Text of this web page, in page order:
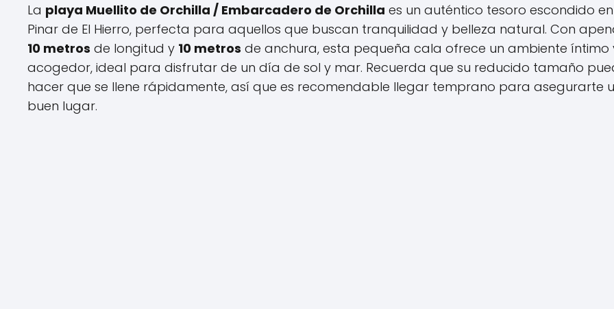
La playa Muellito de Orchilla / Embarcadero de Orchilla es un auténtico tesoro escondido en
Pinar de El Hierro, perfecta para aquellos que buscan tranquilidad y belleza natural. Con
10 metros de longitud y 10 metros de anchura, esta pequeña cala ofrece un ambiente íntimo
acogedor, ideal para disfrutar de un día de sol y mar. Recuerda que su reducido tamaño
hacer que se llene rápidamente, así que es recomendable llegar temprano para asegurarte
buen lugar.